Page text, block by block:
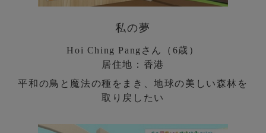
私の夢
Hoi Ching Pangさん（6歳）
居住地：香港
平和の鳥と魔法の種をまき、地球の美しい森林を
取り戻したい